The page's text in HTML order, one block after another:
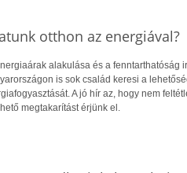
otthon az energiával?
alakulása és a fenntarthatóság
is sok család keresi a
A jó hír az, hogy nem
megtakarítást érjünk el.